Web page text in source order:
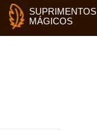
SUPRIMENTOS
MÁGICOS